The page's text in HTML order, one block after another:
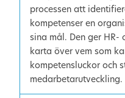
processen att
kompetenser en
sina mål. Den ger HR-
karta över vem som
kompetensluckor och
medarbetarutveckling.